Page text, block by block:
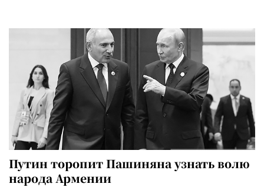
Путин торопит Пашиняна узнать волю
народа Армении